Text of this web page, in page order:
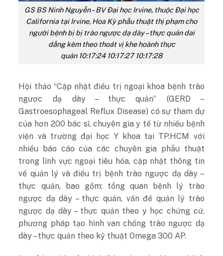
GS BS Ninh Nguyễn – BV Đại học Irvine, thuộc Đại học
California tại Irvine, Hoa Kỳ phẫu thuật thị phạm cho
người bệnh bị bị trào ngược dạ dày – thực quản dai
dẳng kèm theo thoát vị khe hoành thực
quản 10:17:24 10:17:27 10:17:28
Hội thảo “Cập nhật điều trị ngoại khoa bệnh trào
ngược dạ dày – thực quản” (GERD –
Gastroesophageal Reflux Disease) có sự tham dự
của hơn 200 bác sĩ, chuyên gia y tế từ nhiều bệnh
viện và trường đại học Y khoa tại TP.HCM với
nhiều báo cáo của các chuyên gia phẫu thuật
trong lĩnh vực ngoại tiêu hóa, cập nhật thông tin
về quản lý và điều trị bệnh trào ngược dạ dày –
thực quản, bao gồm: tổng quan bệnh lý trào
ngược dạ dày – thực quản, vấn đề quản lý trào
ngược dạ dày – thực quản theo y học chứng cứ,
phương pháp tạo hình van chống trào ngược dạ
dày – thực quản theo kỹ thuật Omega 300 AP.